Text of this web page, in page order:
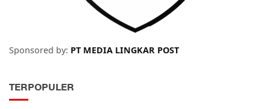
Sponsored by: PT MEDIA LINGKAR POST
TERPOPULER